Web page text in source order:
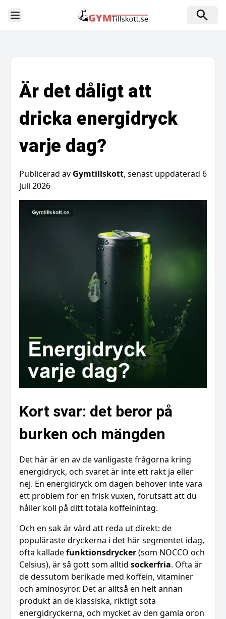
Toggle Sidebar
Är det dåligt att
dricka energidryck
varje dag?
Publicerad av Gymtillskott, senast uppdaterad 6
juli 2026
Kort svar: det beror på
burken och mängden
Det här är en av de vanligaste frågorna kring
energidryck, och svaret är inte ett rakt ja eller
nej. En energidryck om dagen behöver inte vara
ett problem för en frisk vuxen, förutsatt att du
håller koll på ditt totala koffeinintag.
Och en sak är värd att reda ut direkt: de
populäraste dryckerna i det här segmentet idag,
ofta kalladefunktionsdrycker(som NOCCO och
Celsius), är så gott som alltid sockerfria. Ofta är
de dessutom berikade med koffein, vitaminer
och aminosyror. Det är alltså en helt annan
produkt än de klassiska, riktigt söta
energidryckerna, och mycket av den gamla oron